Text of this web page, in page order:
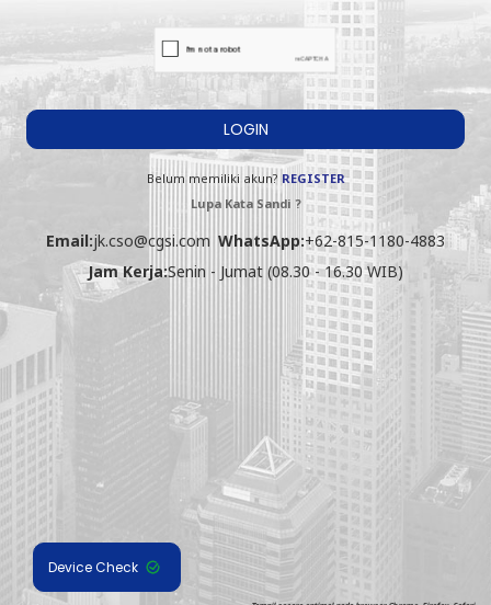
LOGIN
Belum memiliki akun? REGISTER
Lupa Kata Sandi ?
Email:jk.cso@cgsi.com WhatsApp:+62-815-1180-4883
Jam Kerja:Senin - Jumat (08.30 - 16.30 WIB)
Device Check